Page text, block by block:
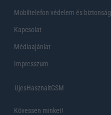
Mobiltelefon védelem és biztonság
Kapcsolat
Médiaajánlat
Impresszum
UjesHasznaltGSM
Kövessen minket!